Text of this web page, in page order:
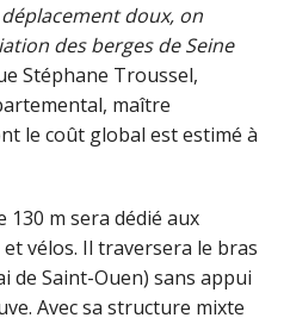
doux, on
des berges de Seine
Stéphane Troussel,
maître
le coût global est estimé à
130 m sera dédié aux
vélos. Il traversera le bras
de Saint-Ouen) sans appui
Avec sa structure mixte